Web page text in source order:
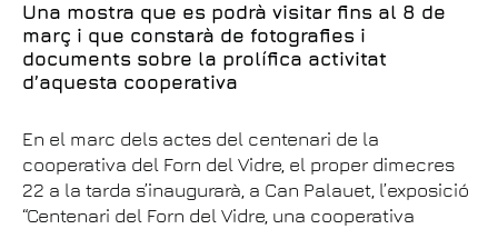
Una mostra que es podrà visitar fins al 8 de
març i que constarà de fotografies i
documents sobre la prolífica activitat
d’aquesta cooperativa
En el marc dels actes del centenari de la
cooperativa del Forn del Vidre, el proper dimecres
22 a la tarda s’inaugurarà, a Can Palauet, l’exposició
“Centenari del Forn del Vidre, una cooperativa